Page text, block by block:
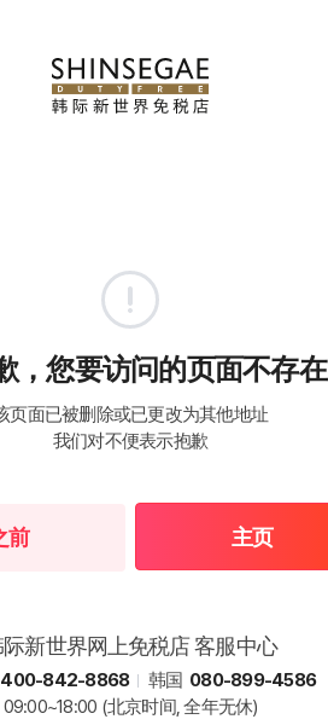
，您要访问的页面不存在
页面已被删除或已更改为其他地址
我们对不便表示抱歉
前 主页
新世界网上免税店 客服中心
400-842-8868 韩国 080-899-4586
09:00~18:00 (北京时间, 全年无休)